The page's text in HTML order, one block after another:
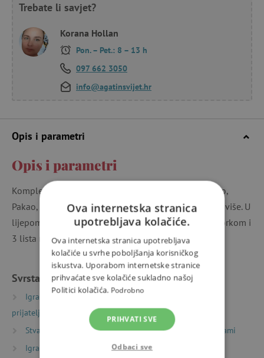
Trebate li savjet?
Korana Hollan
Pon. – Pet.: 8 – 13 h
097 662 3050
info@agatinsvijet.hr
Opis i parametri
Opis i parametri
Komplet origami slagalica poznat pod nazivom Nebo,
Pakao, Raj idealan je poklon za djecu od 6 godina naviše. U
lijepom pakiranju papira pronaći ćete 20 papira s uzorkom i
3 lista naljepnica. Dimenzije paketa su 22 x 23 cm.
Svrstano u kategorije
Igračke prema vrsti Sitni pokloni
prijatelje
Stvaranje
Origami i papirnate slagalice
Origami
Igračke prema starosti
Igre i igračke za djecu od 6
Ova internetska stranica
upotrebljava kolačiće.
Ova internetska stranica upotrebljava
kolačiće u svrhe poboljšanja korisničkog
iskustva. Uporabom internetske stranice
prihvaćate sve kolačiće sukladno našoj
Politici kolačića. Podrobno
PRIHVATI SVE
Odbaci sve